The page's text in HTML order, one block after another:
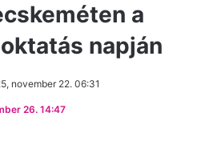
a
napján
november 22. 06:31
26. 14:47